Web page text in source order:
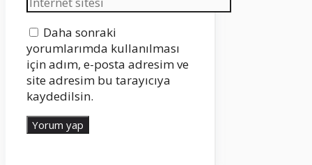
sitesi
Daha sonraki
yorumlarımda kullanılması
için adım, e-posta adresim ve
site adresim bu tarayıcıya
kaydedilsin.